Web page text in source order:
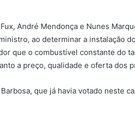
André Mendonça e Nunes
ao determinar a instalação
que o combustível constante do
a preço, qualidade e oferta dos
que já havia votado neste